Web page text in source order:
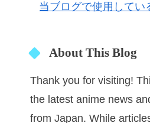
当ブログで使用してい
About This Blog
Thank you for visiting!
the latest anime news
from Japan. While